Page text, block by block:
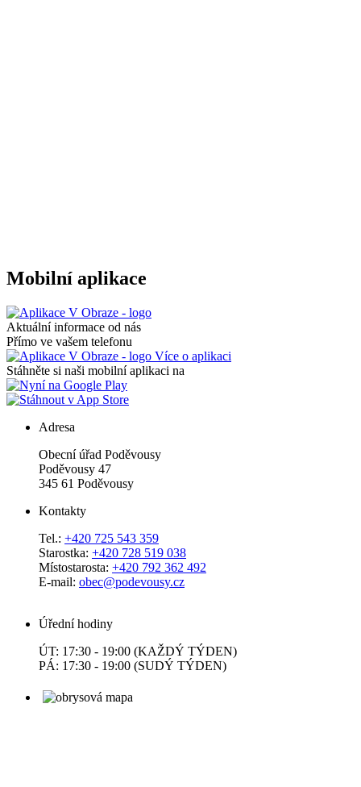
Mobilní aplikace
Aktuální informace od nás
Přímo ve vašem telefonu
Více o aplikaci
Stáhněte si naši mobilní aplikaci na
Adresa
Obecní úřad Poděvousy
Poděvousy 47
345 61 Poděvousy
Kontakty
Tel.: +420 725 543 359
Starostka: +420 728 519 038
Místostarosta: +420 792 362 492
E-mail: obec@podevousy.cz
Úřední hodiny
ÚT: 17:30 - 19:00 (KAŽDÝ TÝDEN)
PÁ: 17:30 - 19:00 (SUDÝ TÝDEN)